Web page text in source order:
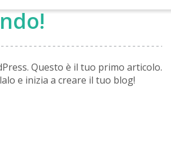
Questo è il tuo primo articolo.
e inizia a creare il tuo blog!